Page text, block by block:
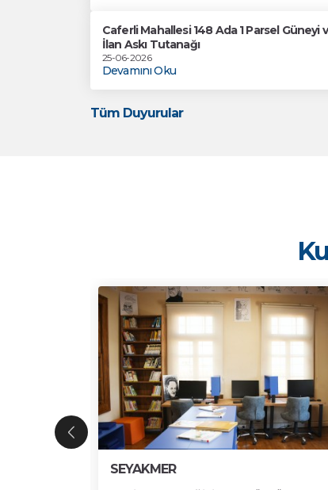
Caferli Mahallesi 148 Ada 1 Parsel Güneyi
İlan Askı Tutanağı
25-06-2026
Devamını Oku
Tüm Duyurular
SEYAKMER